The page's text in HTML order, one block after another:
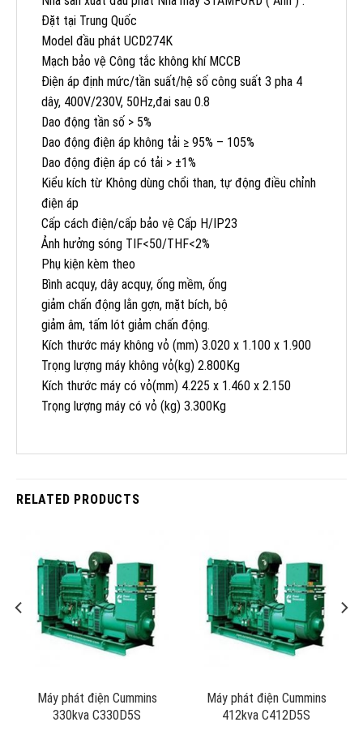
Đặt tại Trung Quốc
Model đầu phát UCD274K
Mạch bảo vệ Công tắc không khí MCCB
Điện áp định mức/tần suất/hệ số công suất 3 pha 4
dây, 400V/230V, 50Hz,đai sau 0.8
Dao động tần số > 5%
Dao động điện áp không tải ≥ 95% – 105%
Dao động điện áp có tải > ±1%
Kiểu kích từ Không dùng chổi than, tự động điều chỉnh
điện áp
Cấp cách điện/cấp bảo vệ Cấp H/IP23
Ảnh hưởng sóng TIF<50/THF<2%
Phụ kiện kèm theo
Bình acquy, dây acquy, ống mềm, ống
giảm chấn động lằn gợn, mặt bích, bộ
giảm âm, tấm lót giảm chấn động.
Kích thước máy không vỏ (mm) 3.020 x 1.100 x 1.900
Trọng lượng máy không vỏ(kg) 2.800Kg
Kích thước máy có vỏ(mm) 4.225 x 1.460 x 2.150
Trọng lượng máy có vỏ (kg) 3.300Kg
RELATED PRODUCTS
Máy phát điện Cummins
330kva C330D5S
Máy phát điện Cummins
412kva C412D5S